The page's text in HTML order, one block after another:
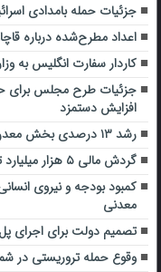
جزئیات حمله بامدادی اسرائیل به ۱۲ نقطه
اعداد مطرح‌شده درباره
کاردار سفارت انگلیس به
جزئیات طرح مجلس برای
افزایش دستمزد
رشد ۱۳ درصدی بخش‌ معدن با واقعیت‌های اقتصاد ایران همخوانی ندارد
گردش مالی ۵ هزار میلیارد تومانی کاسبان فیلترینگ!
کمبود بودجه و نیروی
معدنی
تصمیم دولت برای اجرای
وقوع حمله تروریستی در